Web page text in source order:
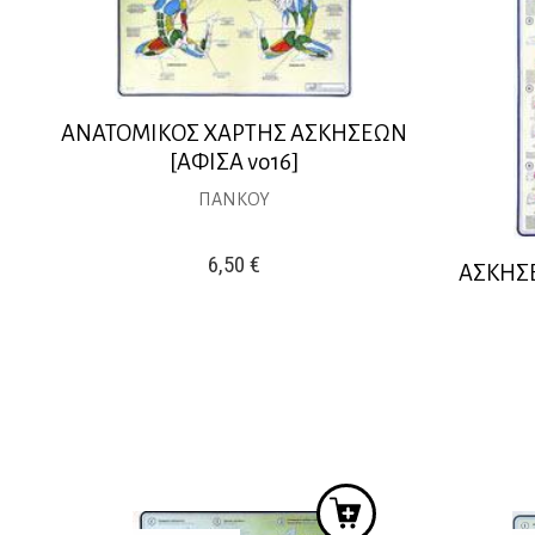
ΑΝΑΤΟΜΙΚΟΣ ΧΑΡΤΗΣ ΑΣΚΗΣΕΩΝ
[ΑΦΙΣΑ νο16]
ΠΑΝΚΟΥ
6,50€